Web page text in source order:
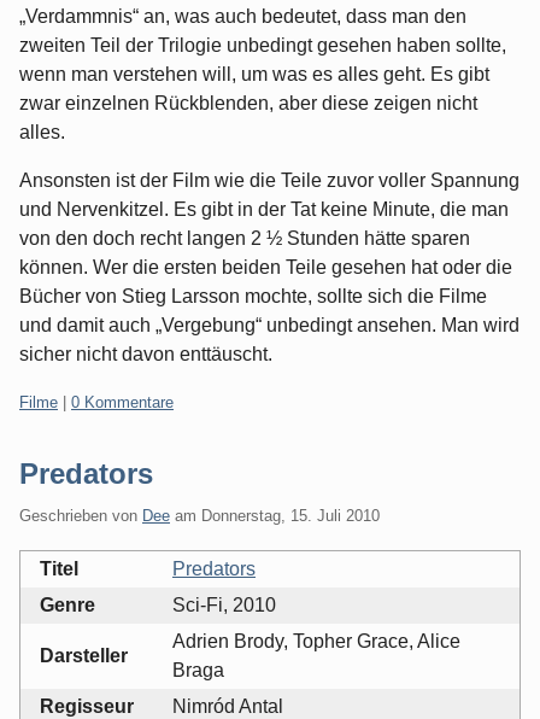
„Verdammnis“ an, was auch bedeutet, dass man den
zweiten Teil der Trilogie unbedingt gesehen haben sollte,
wenn man verstehen will, um was es alles geht. Es gibt
zwar einzelnen Rückblenden, aber diese zeigen nicht
alles.
Ansonsten ist der Film wie die Teile zuvor voller Spannung
und Nervenkitzel. Es gibt in der Tat keine Minute, die man
von den doch recht langen 2 ½ Stunden hätte sparen
können. Wer die ersten beiden Teile gesehen hat oder die
Bücher von Stieg Larsson mochte, sollte sich die Filme
und damit auch „Vergebung“ unbedingt ansehen. Man wird
sicher nicht davon enttäuscht.
Kategorien:
Filme 0 Kommentare
Predators
Geschrieben von Dee am Donnerstag, 15. Juli 2010
Titel
Predators
Genre
Sci-Fi, 2010
Darsteller
Adrien Brody, Topher Grace, Alice
Braga
Regisseur
Nimród Antal